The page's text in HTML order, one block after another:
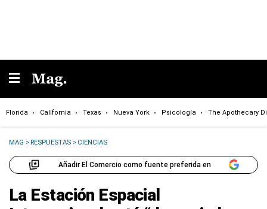
Florida California Texas Nueva York Psicología The Apothecary
MAG >RESPUESTAS > CIENCIAS
Añadir El Comercio como fuente preferida en
La Estación Espacial